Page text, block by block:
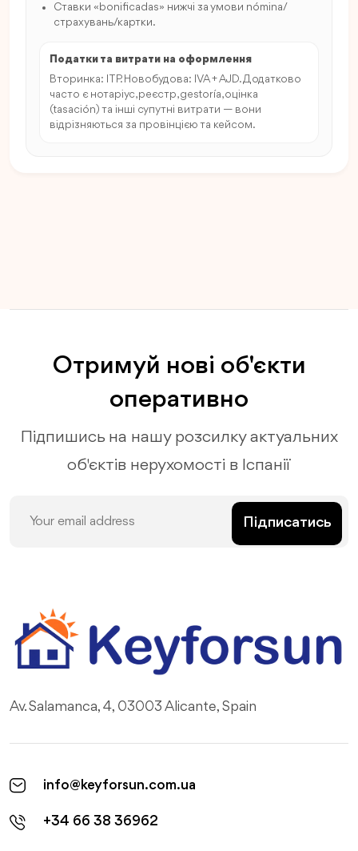
Ставки «bonificadas» нижчі за умови nómina/
страхувань/картки.
Податки та витрати на оформлення
Вторинка: ITP. Новобудова: IVA + AJD. Додатково
часто є нотаріус, реєстр, gestoría, оцінка
(tasación) та інші супутні витрати — вони
відрізняються за провінцією та кейсом.
Отримуй нові об'єкти
оперативно
Підпишись на нашу розсилку актуальних
об'єктів нерухомості в Іспанії
Підписатись
Av. Salamanca, 4, 03003 Alicante, Spain
info@keyforsun.com.ua
+34 66 38 36962